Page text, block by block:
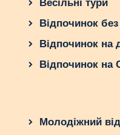
Весільні тури
Відпочинок без
Відпочинок на
Відпочинок на
Молодіжний